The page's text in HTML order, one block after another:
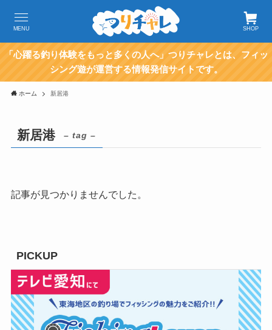
SHOP
MENU
「心躍る釣り体験をもっと多くの人へ」つりチャレとは、フィッ
シング遊が運営する情報発信サイトです。
ホーム 新居港
新居港 – tag –
記事が見つかりませんでした。
PICKUP